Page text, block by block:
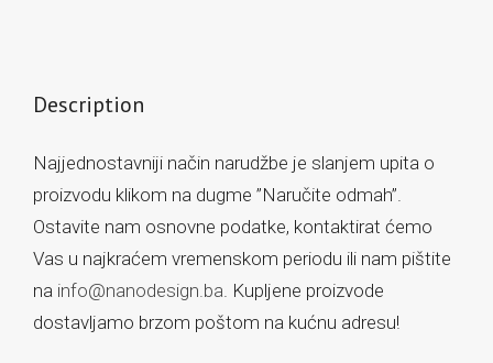
Description
Najjednostavniji način narudžbe je slanjem upita o
proizvodu klikom na dugme ”Naručite odmah”.
Ostavite nam osnovne podatke, kontaktirat ćemo
Vas u najkraćem vremenskom periodu ili nam pištite
na info@nanodesign.ba. Kupljene proizvode
dostavljamo brzom poštom na kućnu adresu!